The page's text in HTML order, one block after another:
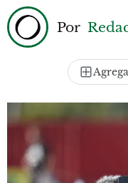
Por